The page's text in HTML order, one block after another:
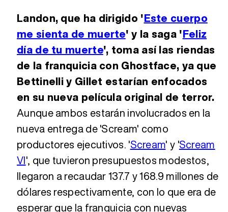
Landon, que ha dirigido 'Este cuerpo
me sienta de muerte' y la saga 'Feliz
día de tu muerte', toma así las riendas
de la franquicia con Ghostface, ya que
Bettinelli y Gillet estarían enfocados
en su nueva película original de terror.
Aunque ambos estarán involucrados en la
nueva entrega de 'Scream' como
productores ejecutivos. 'Scream' y 'Scream
VI', que tuvieron presupuestos modestos,
llegaron a recaudar 137.7 y 168.9 millones de
dólares respectivamente, con lo que era de
esperar que la franquicia con nuevas